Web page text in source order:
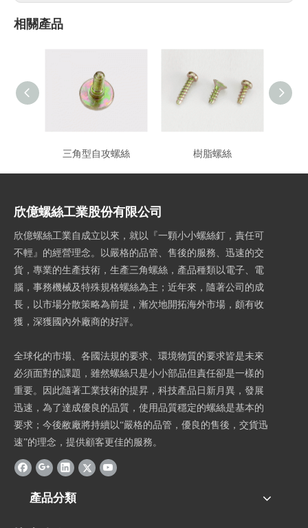
相關產品
三角型自攻螺絲 樹脂螺絲
欣億螺絲工業股份有限公司
欣億螺絲工業自成立以來，就以『一顆小小螺絲釘，責任可
不輕』的經營理念。以嚴格的品管、售後的服務、迅速的交
貨，專業的生產技術，生產三角螺絲，產品種類以電子、電
腦，事務機械及特殊規格螺絲為主；近年來，隨著公司的成
長，以市場分散策略為前提，漸次地開拓海外市場，頗有收
獲，深獲國內外廠商的好評。
全球化的市場、各國法規的要求、環境物質的要求皆是未來
必須面對的課題，雖然螺絲只是小小部品但責任卻是一樣的
重要。因此隨著工業技術的提昇，科技產品日新月異，發展
迅速，為了達成優良的品質，使用品質穩定的螺絲是基本的
要求；今後敝廠將持續以“嚴格的品管，優良的售後，交貨迅
速”的理念，提供顧客更佳的服務。
產品分類